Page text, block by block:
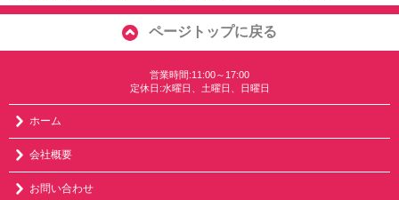
ページトップに戻る
営業時間:11:00～17:00
定休日:水曜日、土曜日、日曜日
ホーム
会社概要
お問い合わせ